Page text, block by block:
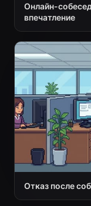
Онлайн-
впечатление
Отказ после